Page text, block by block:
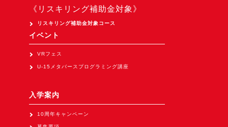
HoloLens 2 アプリ開発研修
《研究会》
XRビジネスフォーラム
（1/8～10東京ビッグサイト）に出展。
《リスキリング補助金対象》
リスキリング補助金対象コース
イベント
VRフェス
U-15メタバースプログラミング講座
入学案内
10周年キャンペーン